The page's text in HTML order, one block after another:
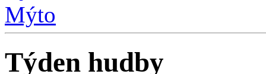
Týden hudby